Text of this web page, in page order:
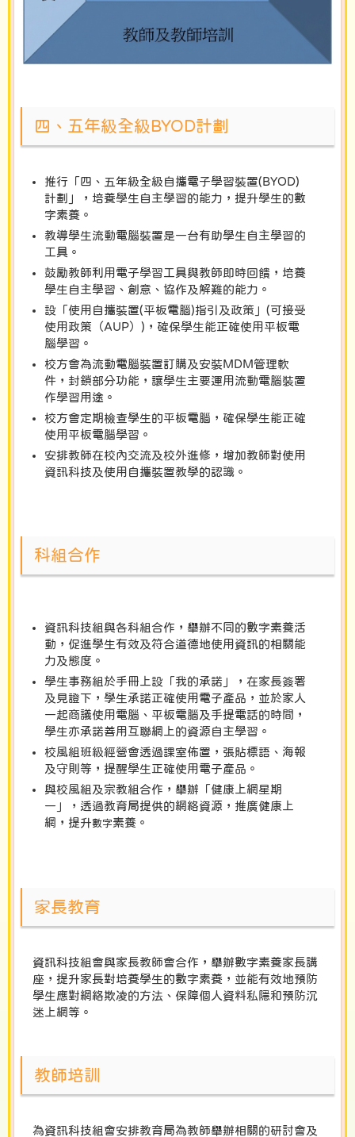
四、五年級全級BYOD計劃
推行「四、五年級全級自攜電子學習裝置(BYOD)
計劃」，培養學生自主學習的能力，提升學生的數
字素養。
教導學生流動電腦裝置是一台有助學生自主學習的
工具。
鼓勵教師利用電子學習工具與教師即時回饋，培養
學生自主學習、創意、協作及解難的能力。
設「使用自攜裝置(平板電腦)指引及政策」(可接受
使用政策（AUP）)，確保學生能正確使用平板電
腦學習。
校方會為流動電腦裝置訂購及安裝MDM管理軟
件，封鎖部分功能，讓學生主要運用流動電腦裝置
作學習用途。
校方會定期檢查學生的平板電腦，確保學生能正確
使用平板電腦學習。
安排教師在校內交流及校外進修，增加教師對使用
資訊科技及使用自攜裝置教學的認識。
科組合作
資訊科技組與各科組合作，舉辦不同的數字素養活
動，促進學生有效及符合道德地使用資訊的相關能
力及態度。
學生事務組於手冊上設「我的承諾」，在家長簽署
及見證下，學生承諾正確使用電子產品，並於家人
一起商議使用電腦、平板電腦及手提電話的時間，
學生亦承諾善用互聯網上的資源自主學習。
校風組班級經營會透過課室佈置，張貼標語、海報
及守則等，提醒學生正確使用電子產品。
與校風組及宗教組合作，舉辦 「健康 上網星期
一 」，透過教育局提供的網絡資源 ，推廣健康上
網，提升數字素養 。
家長教育
資訊科技組會與家長教師會合作，舉辦數字素養家長講
座，提升家長對培養學生的數字素養，並能有效地預防
學生應對網絡欺凌的方法、保障個人資料私隱和預防沉
迷上網等。
教師培訓
為資訊科技組會安排教育局為教師舉辦相關的研討會及